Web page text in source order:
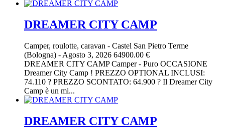
DREAMER CITY CAMP
Camper, roulotte, caravan - Castel San Pietro Terme
(Bologna) - Agosto 3, 2026 64900.00 €
DREAMER CITY CAMP Camper - Puro OCCASIONE
Dreamer City Camp ! PREZZO OPTIONAL INCLUSI:
74.110 ? PREZZO SCONTATO: 64.900 ? Il Dreamer City
Camp è un mi...
DREAMER CITY CAMP